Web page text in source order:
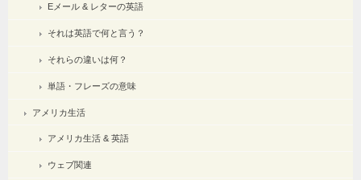
Eメール & レターの英語
それは英語で何と言う？
それらの違いは何？
単語・フレーズの意味
アメリカ生活
アメリカ生活 & 英語
ウェブ関連